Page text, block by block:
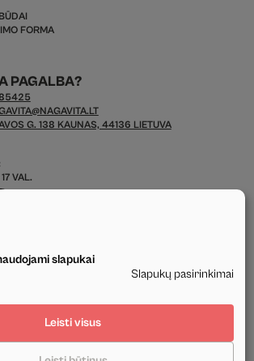
FORMA
PAGALBA?
G. 138 KAUNAS, 44136 LIETUVA
VAL.
slapukai
Slapukų pasirinkimai
Leisti visus